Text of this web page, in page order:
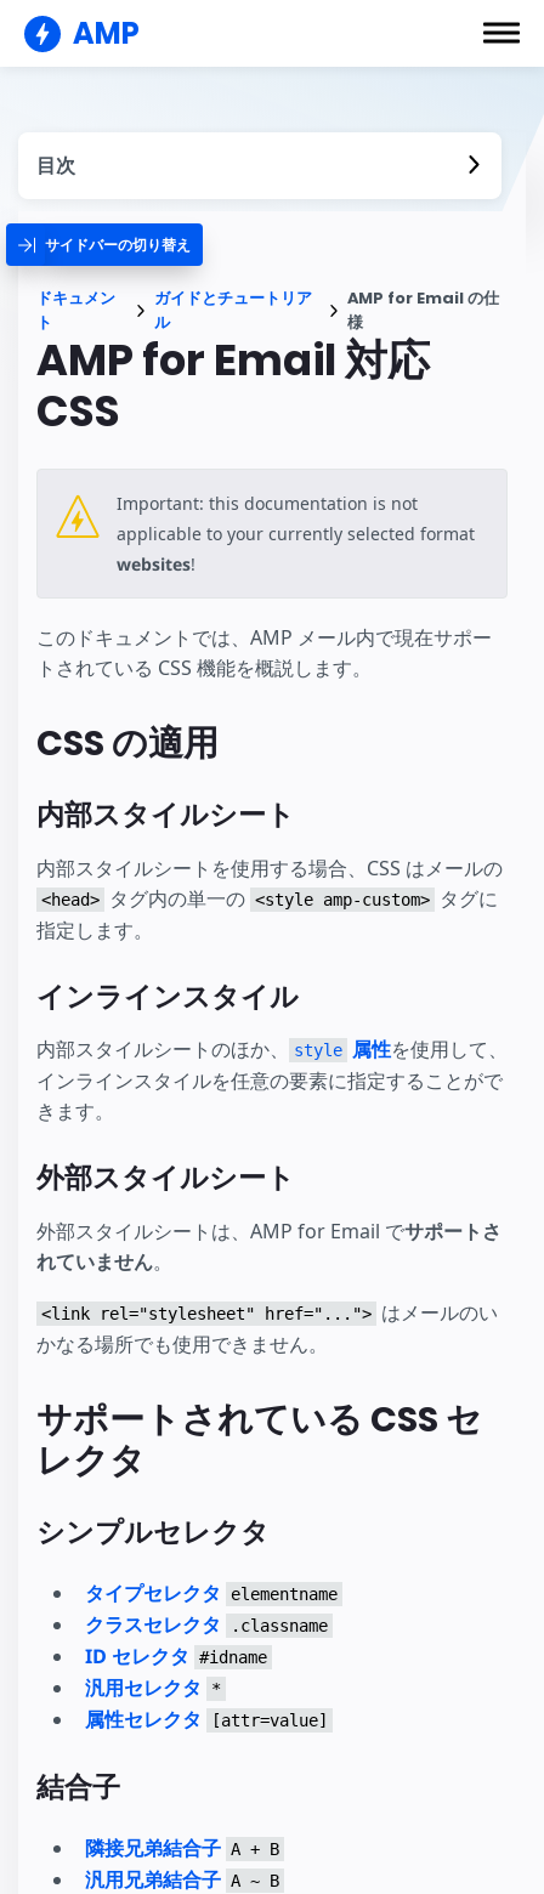
AMP
目次
サイドバーの切り替え
ドキュメン
ト
ガイドとチュートリア
ル
AMP for Email の仕
様
AMP for Email 対応
CSS
Important: this documentation is not
applicable to your currently selected format
websites!
このドキュメントでは、AMP メール内で現在サポー
トされている CSS 機能を概説します。
CSS の適用
内部スタイルシート
内部スタイルシートを使用する場合、CSS はメールの
<head> タグ内の単一の <style amp-custom>
タグに
指定します。
インラインスタイル
内部スタイルシートのほか、 style 属性を使用して、
インラインスタイルを任意の要素に指定することがで
きます。
外部スタイルシート
外部スタイルシートは、AMP for Email でサポートさ
れていません。
<link rel="stylesheet" href="..."> はメールのい
かなる場所でも使用できません。
サポートされている CSS セ
レクタ
シンプルセレクタ
タイプセレクタ elementname
クラスセレクタ .classname
ID セレクタ #idname
汎用セレクタ *
属性セレクタ [attr=value]
結合子
隣接兄弟結合子 A + B
汎用兄弟結合子 A ~ B